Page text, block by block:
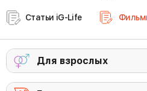
Статьи iG-Life
Для взрослых